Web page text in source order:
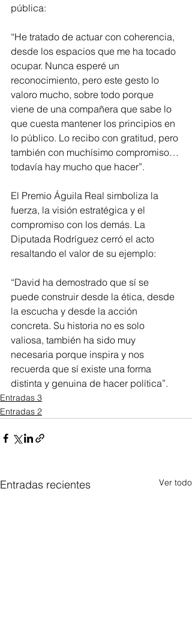
pública:
“He tratado de actuar con coherencia,
desde los espacios que me ha tocado
ocupar. Nunca esperé un
reconocimiento, pero este gesto lo
valoro mucho, sobre todo porque
viene de una compañera que sabe lo
que cuesta mantener los principios en
lo público. Lo recibo con gratitud, pero
también con muchísimo compromiso…
todavía hay mucho que hacer”.
El Premio Águila Real simboliza la
fuerza, la visión estratégica y el
compromiso con los demás. La
Diputada Rodríguez cerró el acto
resaltando el valor de su ejemplo:
“David ha demostrado que sí se
puede construir desde la ética, desde
la escucha y desde la acción
concreta. Su historia no es solo
valiosa, también ha sido muy
necesaria porque inspira y nos
recuerda que sí existe una forma
distinta y genuina de hacer política”.
Entradas 3
Entradas 2
Entradas recientes Ver todo